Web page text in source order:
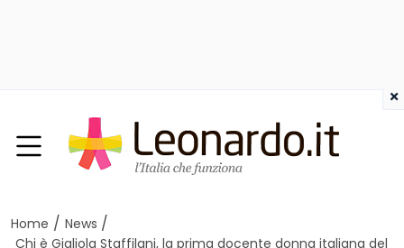
Home / News /
Chi è Gigliola Staffilani, la prima docente donna italiana del
×